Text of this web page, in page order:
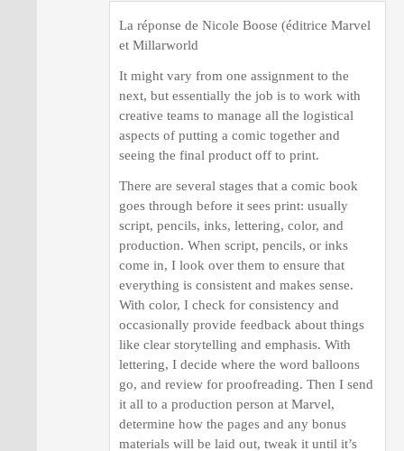
La réponse de Nicole Boose (éditrice Marvel
et Millarworld
It might vary from one assignment to the
next, but essentially the job is to work with
creative teams to manage all the logistical
aspects of putting a comic together and
seeing the final product off to print.
There are several stages that a comic book
goes through before it sees print: usually
script, pencils, inks, lettering, color, and
production. When script, pencils, or inks
come in, I look over them to ensure that
everything is consistent and makes sense.
With color, I check for consistency and
occasionally provide feedback about things
like clear storytelling and emphasis. With
lettering, I decide where the word balloons
go, and review for proofreading. Then I send
it all to a production person at Marvel,
determine how the pages and any bonus
materials will be laid out, tweak it until it’s